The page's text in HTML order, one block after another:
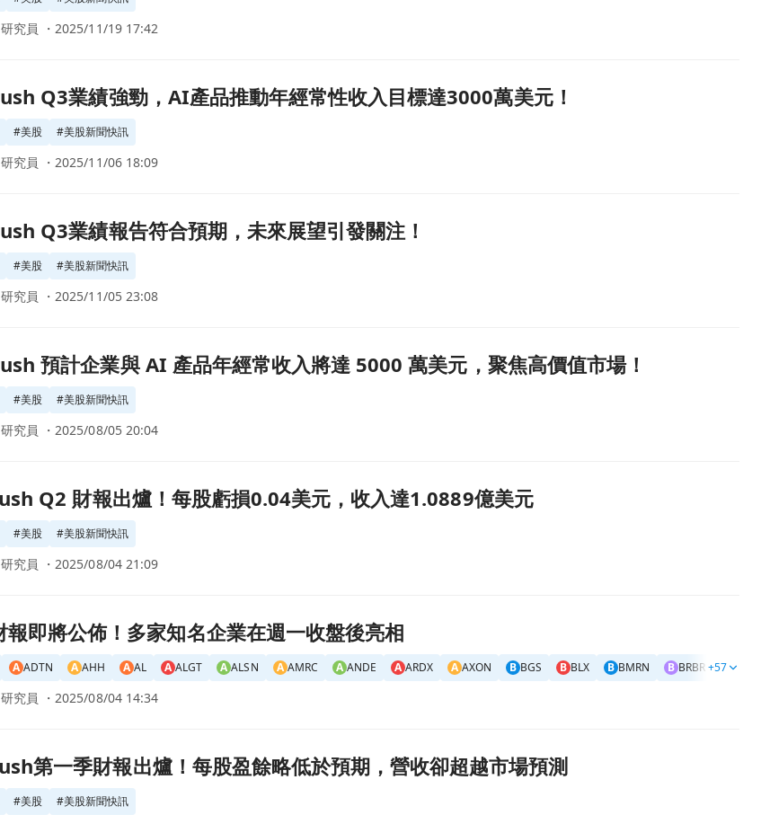
究員 ・2025/11/19 17:42
經常性收入目標達3000萬美元！頁面
Q3業績強勁，AI產品推動年經常性收入目標達3000萬美元！
#美股 #美股新聞快訊
究員 ・2025/11/06 18:09
來展望引發關注！頁面
Q3業績報告符合預期，未來展望引發關注！
#美股 #美股新聞快訊
究員 ・2025/11/05 23:08
入將達 5000 萬美元，聚焦高價值市場！頁面
預計企業與 AI 產品年經常收入將達 5000 萬美元，聚焦高價值市場！
#美股 #美股新聞快訊
究員 ・2025/08/05 20:04
美元，收入達1.0889億美元頁面
Q2 財報出爐！每股虧損0.04美元，收入達1.0889億美元
#美股 #美股新聞快訊
究員 ・2025/08/04 21:09
週一收盤後亮相頁面
報即將公佈！多家知名企業在週一收盤後亮相
A ADTN A AHH A AL A ALGT A ALSN A AMRC A ANDE A ARDX A AXON B BGS B BLX B BMRN B BRBR B BSM
+57
究員 ・2025/08/04 14:34
略低於預期，營收卻超越市場預測頁面
第一季財報出爐！每股盈餘略低於預期，營收卻超越市場預測
#美股 #美股新聞快訊